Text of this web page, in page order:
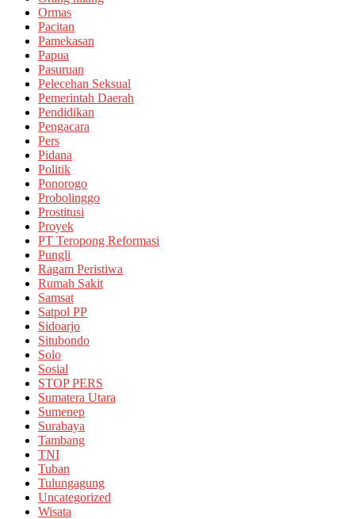
Ormas
Pacitan
Pamekasan
Papua
Pasuruan
Pelecehan Seksual
Pemerintah Daerah
Pendidikan
Pengacara
Pers
Pidana
Politik
Ponorogo
Probolinggo
Prostitusi
Proyek
PT Teropong Reformasi
Pungli
Ragam Peristiwa
Rumah Sakit
Samsat
Satpol PP
Sidoarjo
Situbondo
Solo
Sosial
STOP PERS
Sumatera Utara
Sumenep
Surabaya
Tambang
TNI
Tuban
Tulungagung
Uncategorized
Wisata